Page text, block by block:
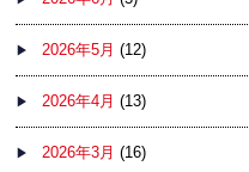
2026年5月 (12)
2026年4月 (13)
2026年3月 (16)